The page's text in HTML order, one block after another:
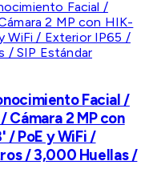
Facial /
Cámara 2 MP con
/ PoE y WiFi /
/ 3,000 Huellas /